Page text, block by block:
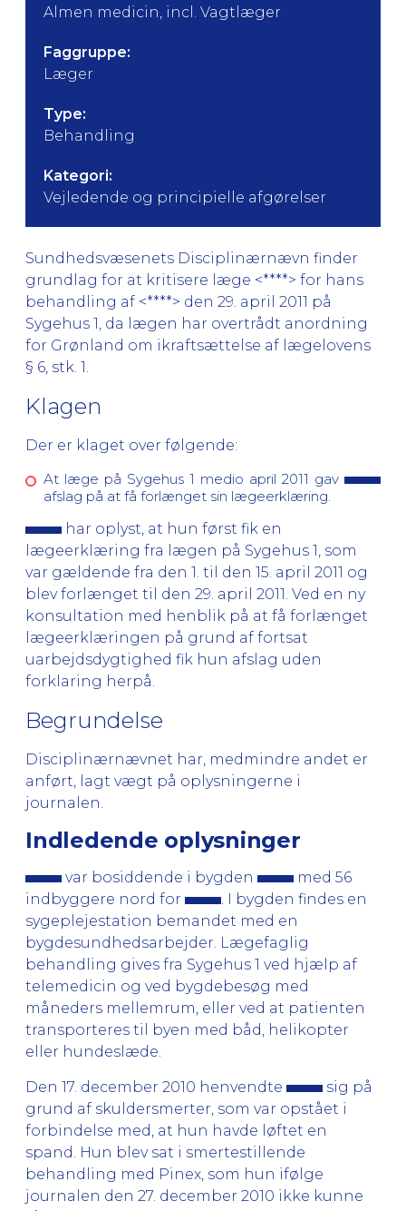
Almen medicin, incl. Vagtlæger
Faggruppe:
Læger
Type:
Behandling
Kategori:
Vejledende og principielle afgørelser
Sundhedsvæsenets Disciplinærnævn finder
grundlag for at kritisere læge <****> for hans
behandling af <****> den 29. april 2011 på
Sygehus 1, da lægen har overtrådt anordning
for Grønland om ikraftsættelse af lægelovens
§ 6, stk. 1.
Klagen
Der er klaget over følgende:
At læge på Sygehus 1 medio april 2011 gav
afslag på at få forlænget sin lægeerklæring.
har oplyst, at hun først fik en
lægeerklæring fra lægen på Sygehus 1, som
var gældende fra den 1. til den 15. april 2011 og
blev forlænget til den 29. april 2011. Ved en ny
konsultation med henblik på at få forlænget
lægeerklæringen på grund af fortsat
uarbejdsdygtighed fik hun afslag uden
forklaring herpå.
Begrundelse
Disciplinærnævnet har, medmindre andet er
anført, lagt vægt på oplysningerne i
journalen.
Indledende oplysninger
var bosiddende i bygden
med 56
indbyggere nord for
. I bygden findes en
sygeplejestation bemandet med en
bygdesundhedsarbejder. Lægefaglig
behandling gives fra Sygehus 1 ved hjælp af
telemedicin og ved bygdebesøg med
måneders mellemrum, eller ved at patienten
transporteres til byen med båd, helikopter
eller hundeslæde.
Den 17. december 2010 henvendte
sig på
grund af skuldersmerter, som var opstået i
forbindelse med, at hun havde løftet en
spand. Hun blev sat i smertestillende
behandling med Pinex, som hun ifølge
journalen den 27. december 2010 ikke kunne